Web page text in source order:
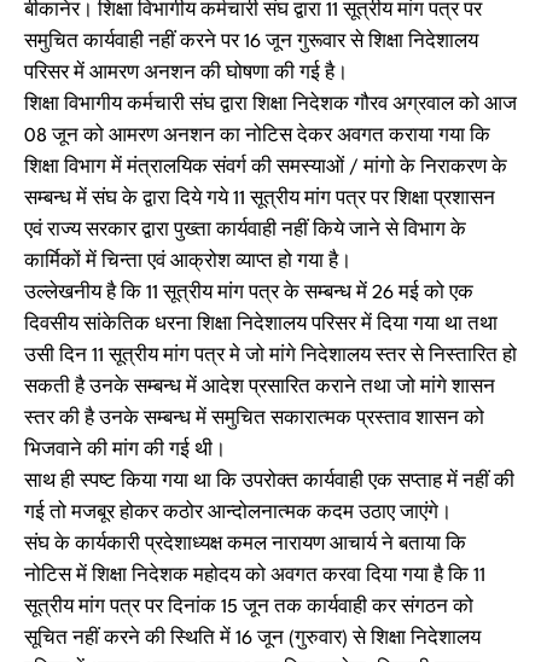
बीकानेर। शिक्षा विभागीय कर्मचारी संघ द्वारा 11 सूत्रीय मांग पत्र पर
समुचित कार्यवाही नहीं करने पर 16 जून गुरूवार से शिक्षा निदेशालय
परिसर में आमरण अनशन की घोषणा की गई है।
शिक्षा विभागीय कर्मचारी संघ द्वारा शिक्षा निदेशक गौरव अग्रवाल को आज
08 जून को आमरण अनशन का नोटिस देकर अवगत कराया गया कि
शिक्षा विभाग में मंत्रालयिक संवर्ग की समस्याओं / मांगो के निराकरण के
सम्बन्ध में संघ के द्वारा दिये गये 11 सूत्रीय मांग पत्र पर शिक्षा प्रशासन
एवं राज्य सरकार द्वारा पुख्ता कार्यवाही नहीं किये जाने से विभाग के
कार्मिकों में चिन्ता एवं आक्रोश व्याप्त हो गया है।
उल्लेखनीय है कि 11 सूत्रीय मांग पत्र के सम्बन्ध में 26 मई को एक
दिवसीय सांकेतिक धरना शिक्षा निदेशालय परिसर में दिया गया था तथा
उसी दिन 11 सूत्रीय मांग पत्र मे जो मांगे निदेशालय स्तर से निस्तारित हो
सकती है उनके सम्बन्ध में आदेश प्रसारित कराने तथा जो मांगे शासन
स्तर की है उनके सम्बन्ध में समुचित सकारात्मक प्रस्ताव शासन को
भिजवाने की मांग की गई थी।
साथ ही स्पष्ट किया गया था कि उपरोक्त कार्यवाही एक सप्ताह में नहीं की
गई तो मजबूर होकर कठोर आन्दोलनात्मक कदम उठाए जाएंगे।
संघ के कार्यकारी प्रदेशाध्यक्ष कमल नारायण आचार्य ने बताया कि
नोटिस में शिक्षा निदेशक महोदय को अवगत करवा दिया गया है कि 11
सूत्रीय मांग पत्र पर दिनांक 15 जून तक कार्यवाही कर संगठन को
सूचित नहीं करने की स्थिति में 16 जून (गुरुवार) से शिक्षा निदेशालय